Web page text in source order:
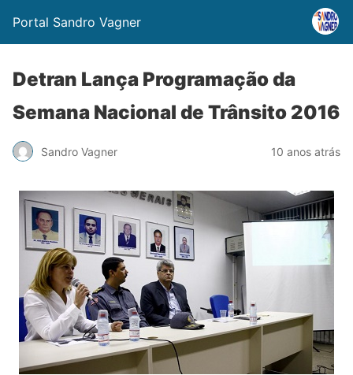
Portal Sandro Vagner
Detran Lança Programação da
Semana Nacional de Trânsito 2016
Sandro Vagner 10 anos atrás